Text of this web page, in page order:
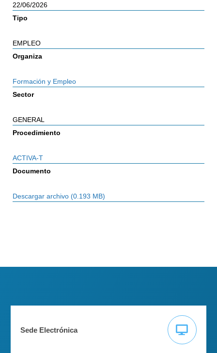
22/06/2026
Tipo
EMPLEO
Organiza
Formación y Empleo
Sector
GENERAL
Procedimiento
ACTIVA-T
Documento
Descargar archivo (0.193 MB)
Sede Electrónica